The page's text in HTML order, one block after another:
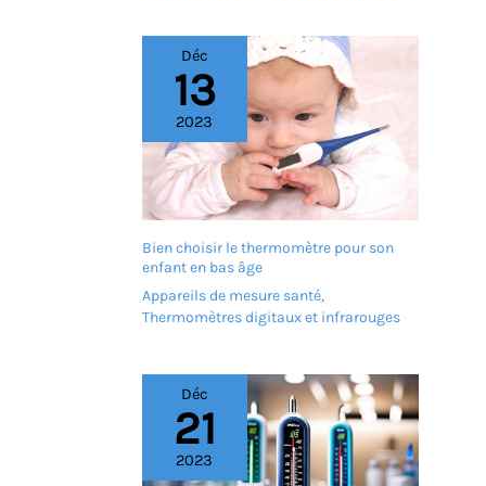
jusqu'à 24 heures,
fournissant ainsi le tracé
complet nécessaire au
diagnostic des maladies
cardiaques. Appareil ECG
Holter 12 Dérivations :
L'appareil ECG Holter
Wellue est un moniteur
cardiaque professionnel à
12 dérivations. Il permet
l'enregistrement
simultané de 10 canaux
correspondant aux
dérivations V1, V2, V3, V4,
V5, V6, LA, LL, RL et RA. Les
simultanément et un
fichier distinct est généré.
Analyse IA Performante :
Wellue AI-ECG est un
système d'analyse ECG
Déc
13
2023
Bien choisir le thermomètre pour son
enfant en bas âge
Appareils de mesure santé,
Thermomètres digitaux et infrarouges
Déc
21
2023